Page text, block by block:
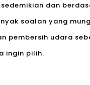
dan
soalan yang
pembersih udara
ingin pilih.